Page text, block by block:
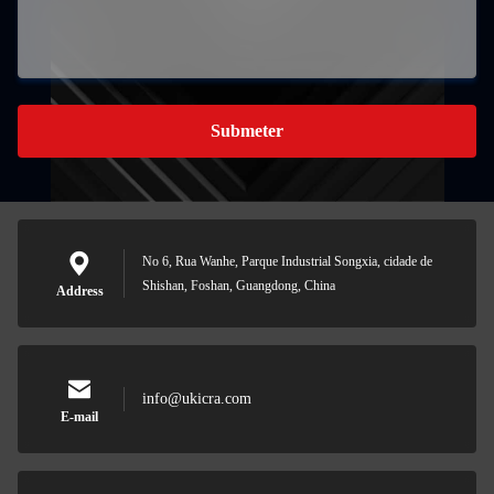
Submeter
Address
No 6, Rua Wanhe, Parque Industrial Songxia, cidade de
Shishan, Foshan, Guangdong, China
E-mail
info@ukicra.com